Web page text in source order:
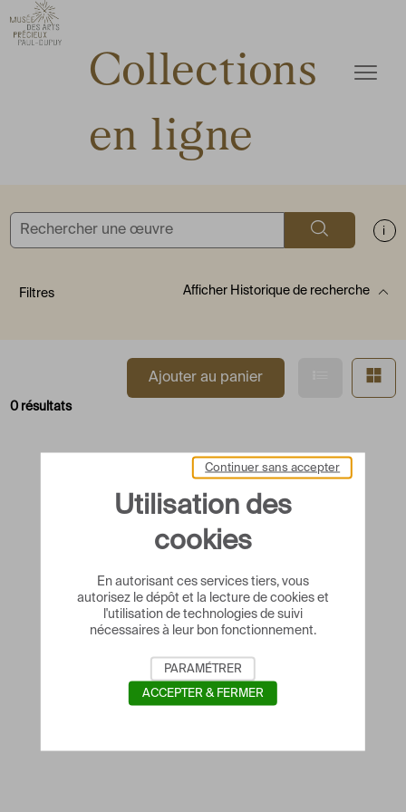
Accèder directement au contenu
Accèder directement au contenu
Collections
en ligne
Ouvrir
Rechercher
Filtres AfficherHistorique de recherche
0 résultats
Ajouter au panier Afficher
Utilisation des
cookies
En autorisant ces services tiers, vous
autorisez le dépôt et la lecture de cookies et
l'utilisation de technologies de suivi
nécessaires à leur bon fonctionnement.
Continuer sans accepter
PARAMÉTRER
ACCEPTER & FERMER